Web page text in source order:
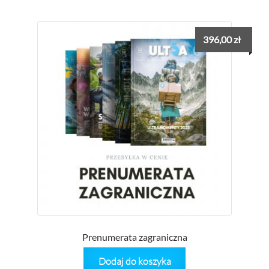
Prenumerata zagraniczna
396,00zł
Dodaj do koszyka